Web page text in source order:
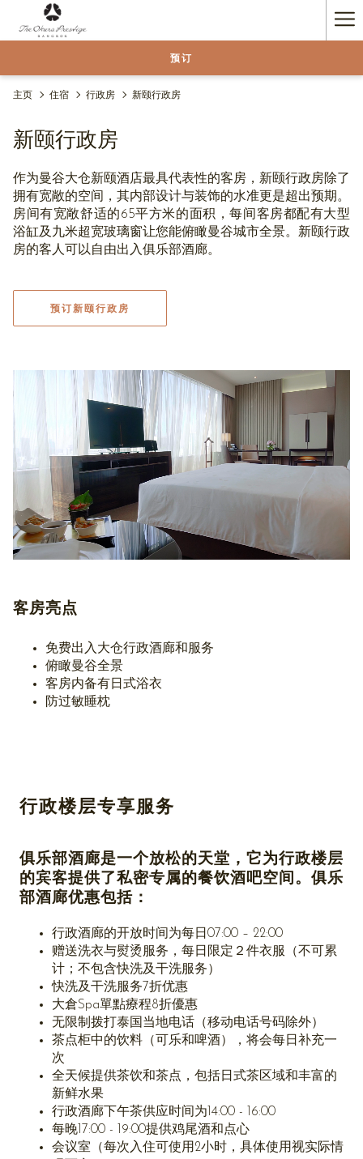
预订
主页 住宿 行政房 新颐行政房
新颐行政房
作为曼谷大仓新颐酒店最具代表性的客房，新颐行政房除了
拥有宽敞的空间，其内部设计与装饰的水准更是超出预期。
房间有宽敞舒适的65平方米的面积，每间客房都配有大型
浴缸及九米超宽玻璃窗让您能俯瞰曼谷城市全景。新颐行政
房的客人可以自由出入俱乐部酒廊。
预订新颐行政房
客房亮点
免费出入大仓行政酒廊和服务
俯瞰曼谷全景
客房内备有日式浴衣
防过敏睡枕
行政楼层专享服务
俱乐部酒廊是一个放松的天堂，它为行政楼层
的宾客提供了私密专属的餐饮酒吧空间。俱乐
部酒廊优惠包括：
行政酒廊的开放时间为每日07:00 – 22:00
赠送洗衣与熨烫服务，每日限定２件衣服（不可累
计；不包含快洗及干洗服务）
快洗及干洗服务7折优惠
大倉Spa單點療程8折優惠
无限制拨打泰国当地电话（移动电话号码除外）
茶点柜中的饮料（可乐和啤酒），将会每日补充一
次
全天候提供茶饮和茶点，包括日式茶区域和丰富的
新鲜水果
行政酒廊下午茶供应时间为14:00 - 16:00
每晚17:00 - 19:00提供鸡尾酒和点心
会议室（每次入住可使用2小时，具体使用视实际情